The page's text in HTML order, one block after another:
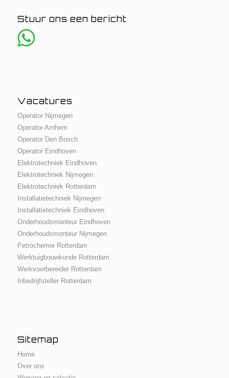
Stuur ons een bericht
Vacatures
Operator Nijmegen
Operator Arnhem
Operator Den Bosch
Operator Eindhoven
Elektrotechniek Eindhoven
Elektrotechniek Nijmegen
Elektrotechniek Rotterdam
Installatietechniek Nijmegen
Installatietechniek Eindhoven
Onderhoudsmonteur Eindhoven
Onderhoudsmonteur Nijmegen
Petrochemie Rotterdam
Werktuigbouwkunde Rotterdam
Werkvoorbereider Rotterdam
Inbedrijfsteller Rotterdam
Sitemap
Home
Over ons